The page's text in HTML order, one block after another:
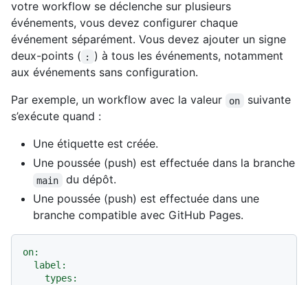
votre workflow se déclenche sur plusieurs
événements, vous devez configurer chaque
événement séparément. Vous devez ajouter un signe
deux-points ( :
) à tous les événements, notamment
aux événements sans configuration.
Par exemple, un workflow avec la valeur
on
suivante
s’exécute quand :
Une étiquette est créée.
Une poussée (push) est effectuée dans la branche
main
du dépôt.
Une poussée (push) est effectuée dans une
branche compatible avec GitHub Pages.
on:
label:
types: